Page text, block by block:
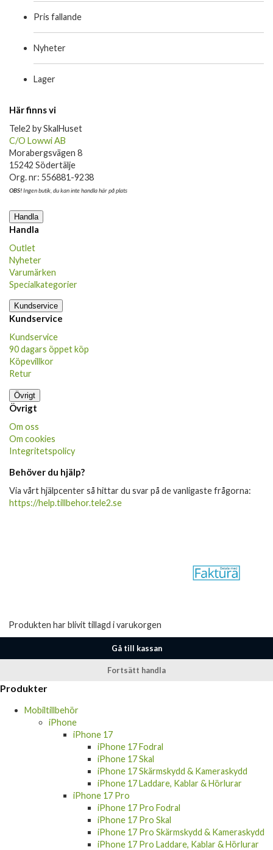
Pris fallande
Nyheter
Lager
Här finns vi
Tele2 by SkalHuset
C/O Lowwi AB
Morabergsvägen 8
15242 Södertälje
Org. nr: 556881-9238
OBS!Ingen butik, du kan inte handla här på plats
Handla
Handla
Outlet
Nyheter
Varumärken
Specialkategorier
Kundservice
Kundservice
Kundservice
90 dagars öppet köp
Köpevillkor
Retur
Övrigt
Övrigt
Om oss
Om cookies
Integritetspolicy
Behöver du hjälp?
Via vårt hjälpcenter så hittar du svar på de vanligaste frågorna:
https://help.tillbehor.tele2.se
Produkten har blivit tillagd i varukorgen
Gå till kassan
Fortsätt handla
Produkter
Mobiltillbehör
iPhone
iPhone 17
iPhone 17 Fodral
iPhone 17 Skal
iPhone 17 Skärmskydd & Kameraskydd
iPhone 17 Laddare, Kablar & Hörlurar
iPhone 17 Pro
iPhone 17 Pro Fodral
iPhone 17 Pro Skal
iPhone 17 Pro Skärmskydd & Kameraskydd
iPhone 17 Pro Laddare, Kablar & Hörlurar